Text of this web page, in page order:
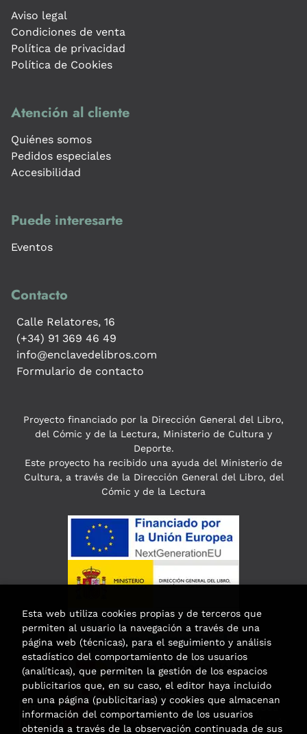
Aviso legal
Condiciones de venta
Política de privacidad
Política de Cookies
Atención al cliente
Quiénes somos
Pedidos especiales
Accesibilidad
Puede interesarte
Eventos
Contacto
Calle Relatores, 16
(+34) 91 369 46 49
info@enclavedelibros.com
Formulario de contacto
Proyecto financiado por la Dirección General del Libro,
del Cómic y de la Lectura, Ministerio de Cultura y
Deporte.
Este proyecto ha recibido una ayuda del Ministerio de
Cultura, a través de la Dirección General del Libro, del
Cómic y de la Lectura
Esta actividad ha recibido una ayuda
para la modernización de las librerías de
Esta web utiliza cookies propias y de terceros que
permiten al usuario la navegación a través de una
página web (técnicas), para el seguimiento y análisis
estadístico del comportamiento de los usuarios
(analíticas), que permiten la gestión de los espacios
publicitarios que, en su caso, el editor haya incluido
en una página (publicitarias) y cookies que almacenan
información del comportamiento de los usuarios
obtenida a través de la observación continuada de sus